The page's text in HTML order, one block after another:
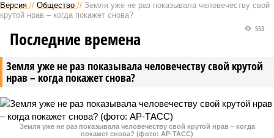
Версия // Общество // Земля уже не раз показывала человечеству свой
крутой нрав – когда покажет снова?
Земля уже не раз показывала человечеству свой крутой
нрав – когда покажет снова?
553
Последние времена
Земля уже не раз показывала человечеству свой крутой нрав – когда
покажет снова? (фото: АР-ТАСС)